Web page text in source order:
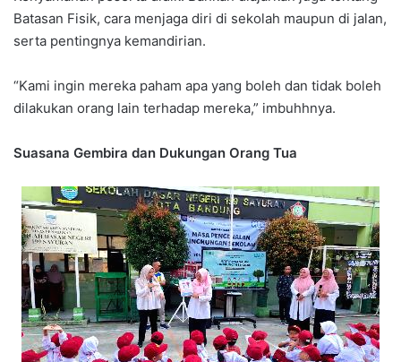
Batasan Fisik, cara menjaga diri di sekolah maupun di jalan,
serta pentingnya kemandirian.
“Kami ingin mereka paham apa yang boleh dan tidak boleh
dilakukan orang lain terhadap mereka,” imbuhhnya.
Suasana Gembira dan Dukungan Orang Tua